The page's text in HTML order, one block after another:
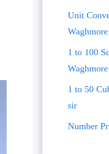
Unit
1 to 100
1 to 50
sir
Number